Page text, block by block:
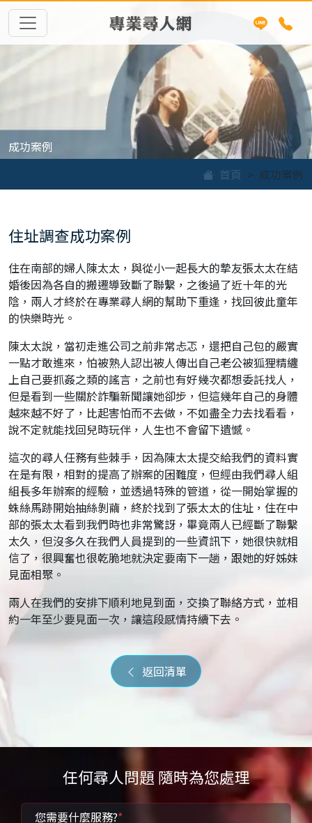
專業尋人網
成功案例
首頁
成功案例
住址調查成功案例
住在南部的婦人陳太太，與從小一起長大的摯友張太太在結
婚後因為各自的搬遷導致斷了聯繫，之後過了近十年的光
陰，兩人才終於在專業尋人網的幫助下重逢，找回彼此童年
的快樂時光。
陳太太說，當初走進公司之前非常忐忑，還把自己包的嚴實
一點才敢進來，怕被熟人認出被人傳出自己老公被狐狸精纏
上自己要抓姦之類的謠言，之前也有好幾次都想委託找人，
但是看到一些關於詐騙新聞讓她卻步，但這幾年自己的身體
越來越不好了，比起害怕而不去做，不如盡全力去找看看，
說不定就能找回兒時玩伴，人生也不會留下遺憾。
這次的尋人任務有些棘手，因為陳太太提交給我們的資料實
在是有限，相對的提高了辦案的困難度，但經由我們尋人組
組長多年辦案的經驗，並透過特殊的管道，從一開始掌握的
蛛絲馬跡開始抽絲剝繭，終於找到了張太太的住址，住在中
部的張太太看到我們時也非常驚訝，畢竟兩人已經斷了聯繫
太久，但沒多久在我們人員提到的一些資訊下，她很快就相
信了，很興奮也很乾脆地就決定要南下一趟，跟她的好姊妹
見面相聚。
兩人在我們的安排下順利地見到面，交換了聯絡方式，並相
約一年至少要見面一次，讓這段感情持續下去。
返回清單
任何尋人問題 隨時為您處理
您需要什麼服務?*